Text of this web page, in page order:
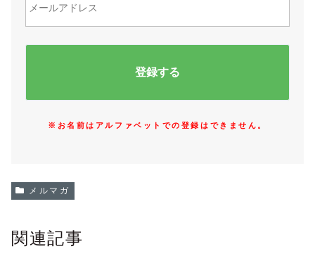
※お名前はアルファベットでの登録はできません。
メルマガ
関連記事